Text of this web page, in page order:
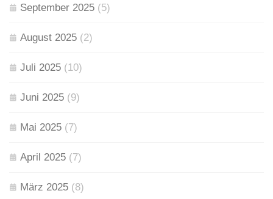
September 2025 (5)
August 2025 (2)
Juli 2025 (10)
Juni 2025 (9)
Mai 2025 (7)
April 2025 (7)
März 2025 (8)